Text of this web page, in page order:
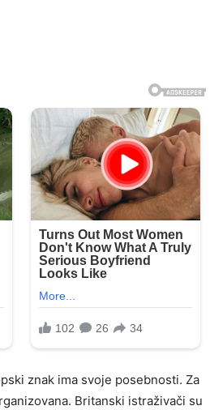
znak ima svoje posebnosti. Za
Britanski istraživači su